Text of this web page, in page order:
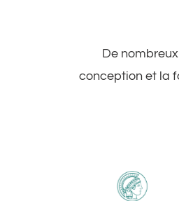
De
conception et la